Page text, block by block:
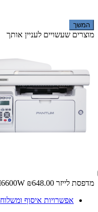
המשך
מוצרים שעשויים לעניין אותך
מדפסת ‏לייזר Pantum M6600W ₪648.00
אפשרויות איסוף ומשלוח